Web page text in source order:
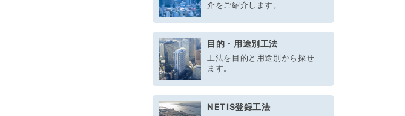
介をご紹介します。
目的・用途別工法
工法を目的と用途別から探せ
ます。
NETIS登録工法